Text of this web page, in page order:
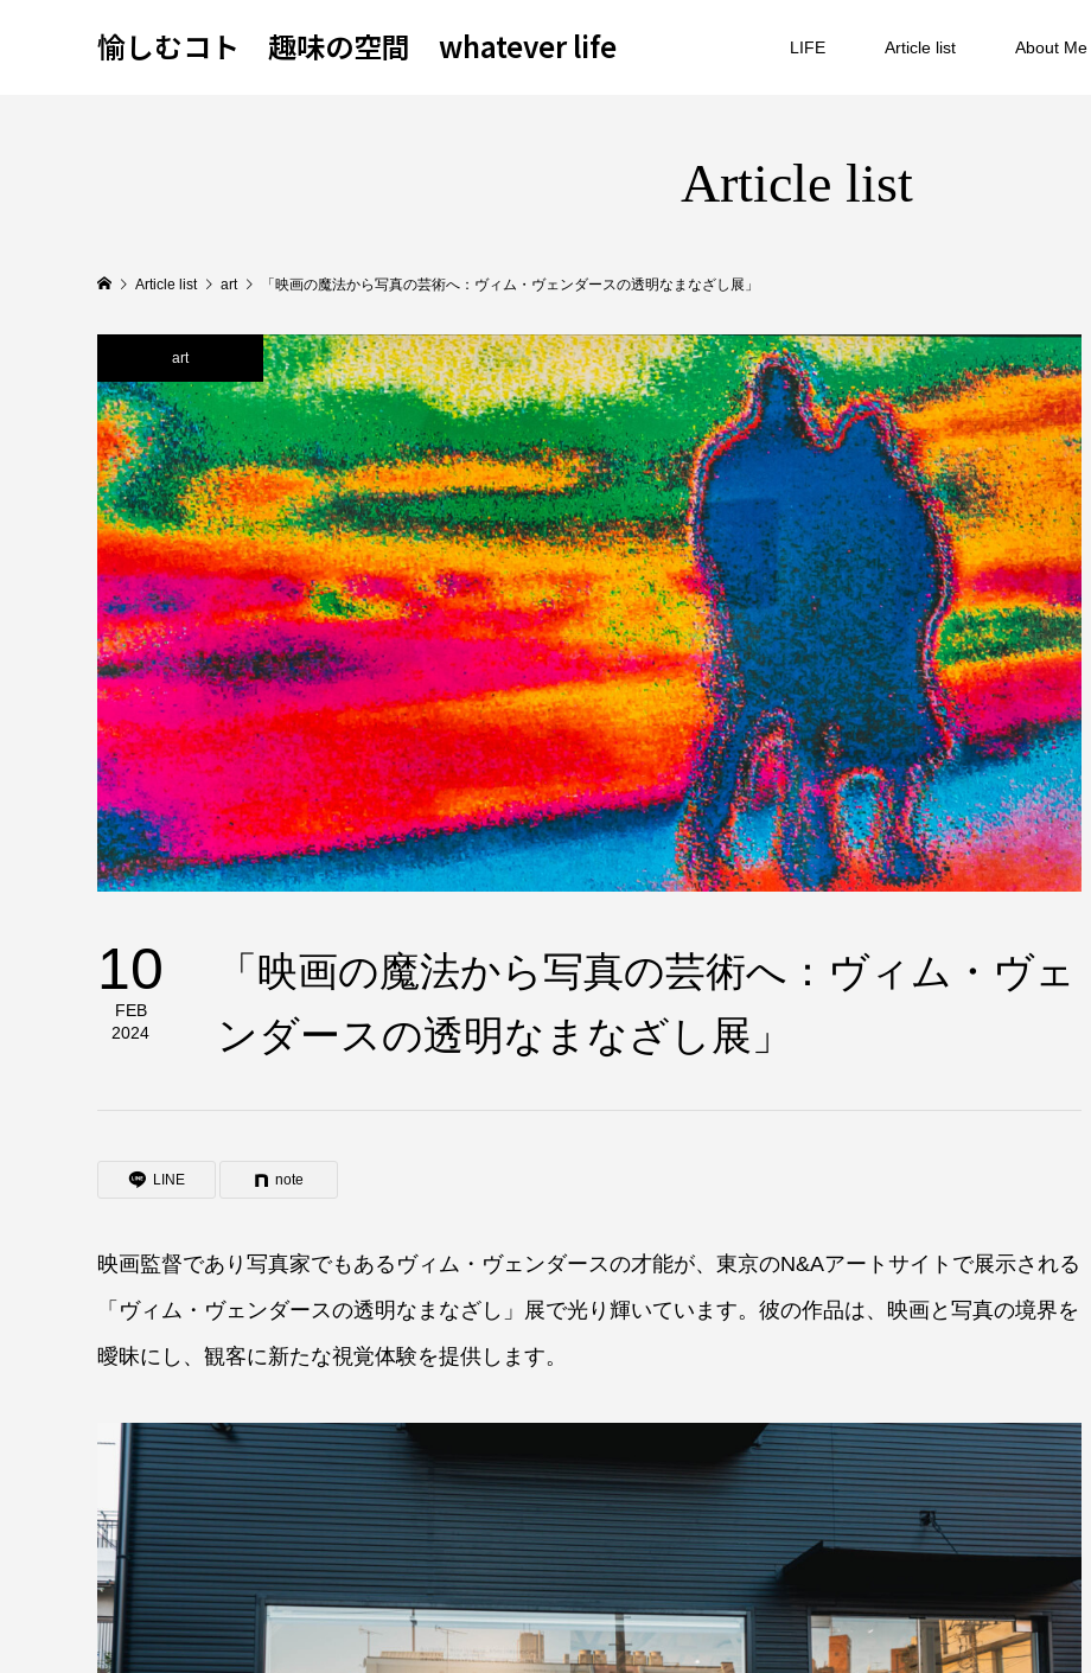
愉しむコト 趣味の空間 whatever life LIFE Article list About Me
Article list
Article list art 「映画の魔法から写真の芸術へ：ヴィム・ヴェンダースの透明なまなざし展」
art
10
FEB
2024
「映画の魔法から写真の芸術へ：ヴィム・ヴェ
ンダースの透明なまなざし展」
LINE note
映画監督であり写真家でもあるヴィム・ヴェンダースの才能が、東京のN&Aアートサイトで展示される
「ヴィム・ヴェンダースの透明なまなざし」展で光り輝いています。彼の作品は、映画と写真の境界を
曖昧にし、観客に新たな視覚体験を提供します。
「ルイーズ・ブルジョワ展」—地獄から
甦る芸術の衝撃